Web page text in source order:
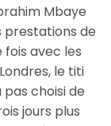
Mbaye
prestations de
avec les
le titi
pas choisi de
jours plus